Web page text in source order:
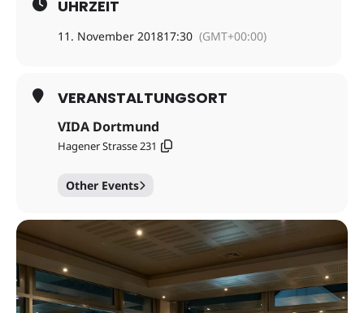
UHRZEIT
11. November 201817:30 (GMT+00:00)
VERANSTALTUNGSORT
VIDA Dortmund
Hagener Strasse 231
Other Events